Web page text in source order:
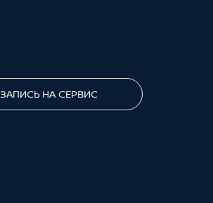
ЗАПИСЬ НА СЕРВИС